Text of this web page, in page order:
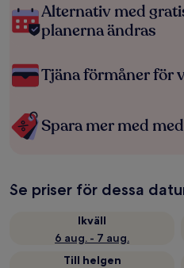
Alternativ med
planerna ändras
Tjäna förmåner för
Spara mer med
Se priser för dessa
Ikväll
6 aug. - 7 aug.
Till helgen